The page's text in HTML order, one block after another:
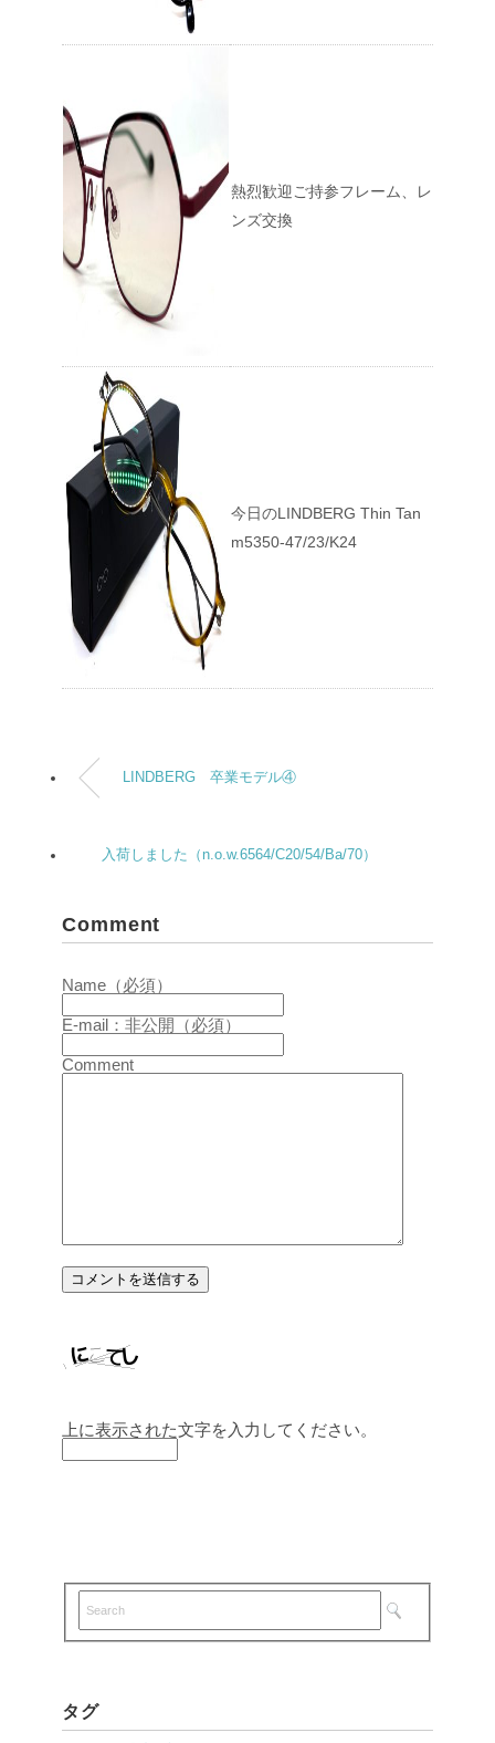
熱烈歓迎ご持参フレーム、レ
ンズ交換
今日のLINDBERG Thin Tan
m5350-47/23/K24
LINDBERG 卒業モデル④
入荷しました（n.o.w.6564/C20/54/Ba/70）
Comment
Name（必須）
E-mail：非公開（必須）
Comment
上に表示された文字を入力してください。
タグ